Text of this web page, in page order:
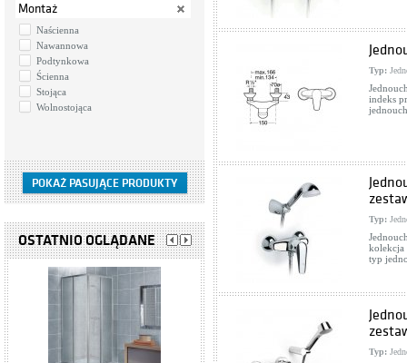
Montaż
Naścienna
Nawannowa
Podtynkowa
Ścienna
Stojąca
Wolnostojąca
OSTATNIO OGLĄDANE
Typ:
indeks
Typ:
kolekcja
typ
Typ: